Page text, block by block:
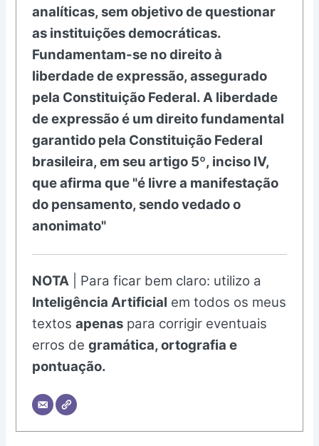
analíticas, sem objetivo de questionar
as instituições democráticas.
Fundamentam-se no direito à
liberdade de expressão, assegurado
pela Constituição Federal. A liberdade
de expressão é um direito fundamental
garantido pela Constituição Federal
brasileira, em seu artigo 5º, inciso IV,
que afirma que "é livre a manifestação
do pensamento, sendo vedado o
anonimato"
NOTA | Para ficar bem claro: utilizo a
Inteligência Artificial em todos os meus
textosapenas para corrigir eventuais
erros degramática, ortografia e
pontuação.